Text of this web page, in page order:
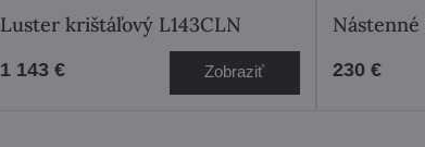
Luster krištáľový L143CLN
1 143 € Zobraziť 230 €